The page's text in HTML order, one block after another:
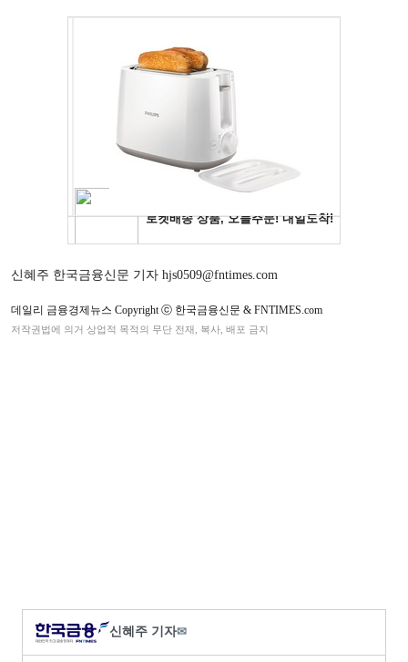
신혜주 한국금융신문 기자 hjs0509@fntimes.com
데일리 금융경제뉴스 Copyright ⓒ 한국금융신문 & FNTIMES.com
저작권법에 의거 상업적 목적의 무단 전재, 복사, 배포 금지
신혜주 기자✉